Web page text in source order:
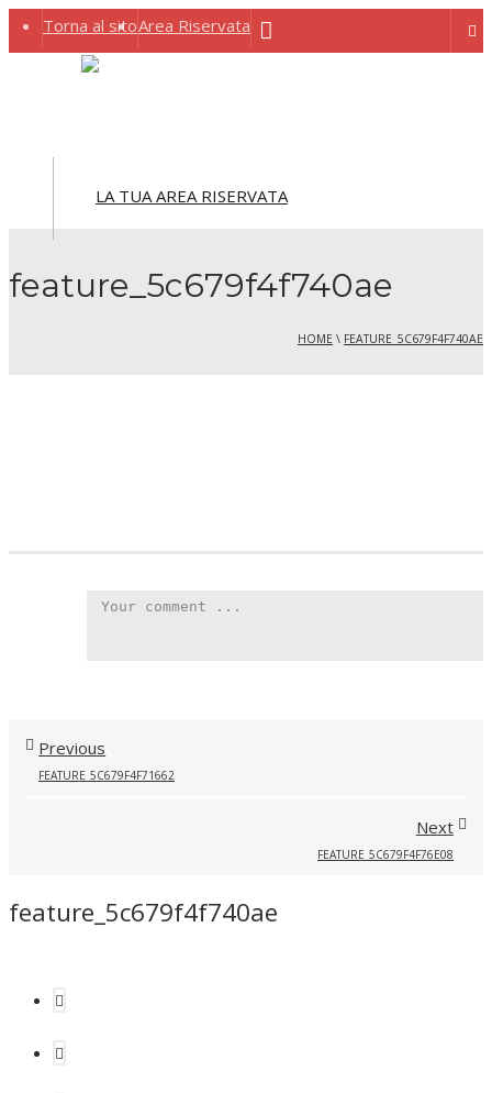
Torna al sitoArea Riservata Menu
LA TUA AREA RISERVATA
feature_5c679f4f740ae
HOME \ FEATURE_5C679F4F740AE
Previous
FEATURE_5C679F4F71662
Next
FEATURE_5C679F4F76E08
feature_5c679f4f740ae